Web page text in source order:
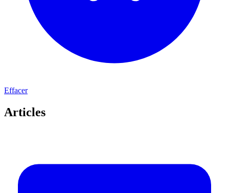
Effacer
Articles